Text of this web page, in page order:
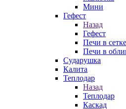
Мини
Гефест
Назад
Гефест
Печи в
Печи в
Сударушка
Калита
Теплодар
Назад
Теплодар
Каскад